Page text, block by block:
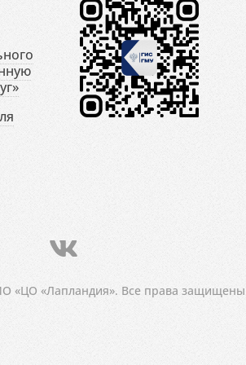
«ЦО «Лапландия». Все права